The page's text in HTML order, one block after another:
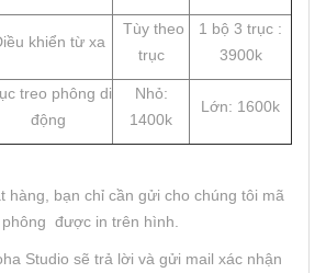
khiển từ xa
Tùy theo
trục
1 bộ 3 trục :
3900k
treo phông di
động
Nhỏ:
1400k
Lớn: 1600k
hàng, bạn chỉ cần gửi cho chúng tôi mã
được in trên hình.
Studio sẽ trả lời và gửi mail xác nhận